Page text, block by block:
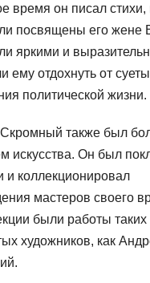
время он писал стихи,
посвящены его жене
яркими и
ему отдохнуть от
политической жизни.
также был
искусства. Он был
и коллекционировал
мастеров своего
были работы таких
художников, как